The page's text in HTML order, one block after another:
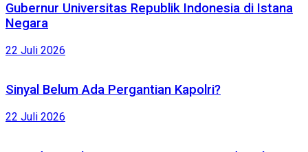
Gubernur Universitas Republik Indonesia di Istana
Negara
22 Juli 2026
Sinyal Belum Ada Pergantian Kapolri?
22 Juli 2026